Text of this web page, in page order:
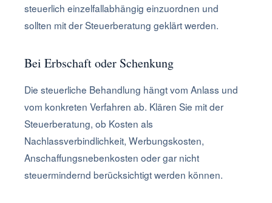
steuerlich einzelfallabhängig einzuordnen und
sollten mit der Steuerberatung geklärt werden.
Bei Erbschaft oder Schenkung
Die steuerliche Behandlung hängt vom Anlass und
vom konkreten Verfahren ab. Klären Sie mit der
Steuerberatung, ob Kosten als
Nachlassverbindlichkeit, Werbungskosten,
Anschaffungsnebenkosten oder gar nicht
steuermindernd berücksichtigt werden können.